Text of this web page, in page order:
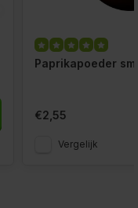
Paprikapoeder
€2,55
Vergelijk